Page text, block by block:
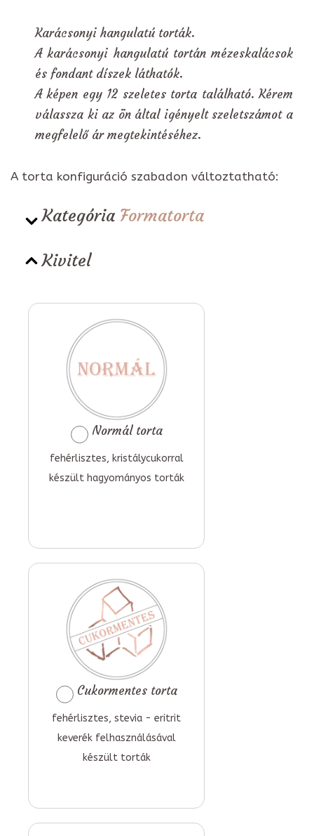
Karácsonyi hangulatú torták.
A karácsonyi hangulatú tortán mézeskalácsok
és fondant díszek láthatók.
A képen egy 12 szeletes torta található. Kérem
válassza ki az ön által igényelt szeletszámot a
megfelelő ár megtekintéséhez.
A torta konfiguráció szabadon változtatható:
Kategória Formatorta
Kivitel
Normál torta
fehérlisztes, kristálycukorral
készült hagyományos torták
Cukormentes torta
fehérlisztes, stevia - eritrit
keverék felhasználásával
készült torták